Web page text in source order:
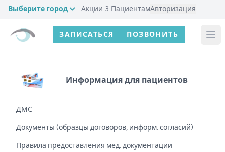
Выберите город Акции 3 ПациентамАвторизация
ЗАПИСАТЬСЯ ПОЗВОНИТЬ
Информация для пациентов
ДМС
Документы (образцы договоров, информ. согласий)
Правила предоставления мед. документации